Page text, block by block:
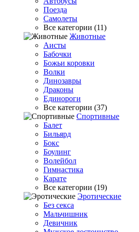
Поезда
Самолеты
Все категории (11)
Животные
Аисты
Бабочки
Божьи коровки
Волки
Динозавры
Драконы
Единороги
Все категории (37)
Спортивные
Балет
Бильярд
Бокс
Боулинг
Волейбол
Гимнастика
Карате
Все категории (19)
Эротические
Без секса
Мальчишник
Девичник